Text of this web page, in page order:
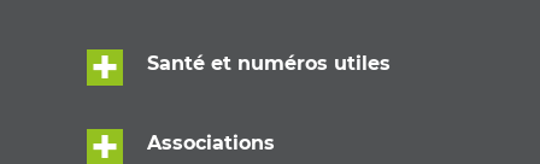
Santé et numéros utiles
Associations